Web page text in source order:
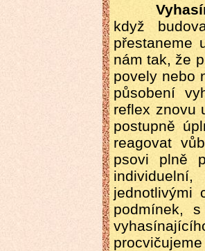
když
přestaneme
nám tak, že
povely nebo
působení
reflex znovu
postupně
reagovat
psovi plně
jednotlivými
podmínek,